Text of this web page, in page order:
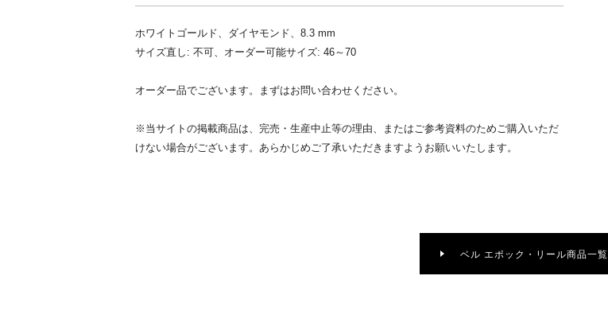
ホワイトゴールド、ダイヤモンド、8.3 mm
サイズ直し: 不可、オーダー可能サイズ: 46～70
オーダー品でございます。まずはお問い合わせください。
※当サイトの掲載商品は、完売・生産中止等の理由、またはご参考資料のためご購入いただ
けない場合がございます。あらかじめご了承いただきますようお願いいたします。
ベル エポック・リール商品一覧